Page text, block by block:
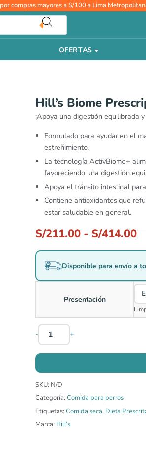
por compras mayores a S/100 a Lima
OFERTAS
Hill’s Biome
¡Apoya una digestión equilibrada
Formulado para ayudar en el
estreñimiento.
La tecnología ActivBiome+
favoreciendo una digestión
Apoya el tránsito intestinal
Contiene antioxidantes que
estar saludable en general.
S/211.00 - S/414.00
Disponible para envío a
Presentación
-
Hill’s
Biome
Prescription
Diet
3.85kg
cantidad
+
SKU: N/D
Categoría: Comida para perros
Etiquetas: Comida seca, Dieta
Marca: Hill’s